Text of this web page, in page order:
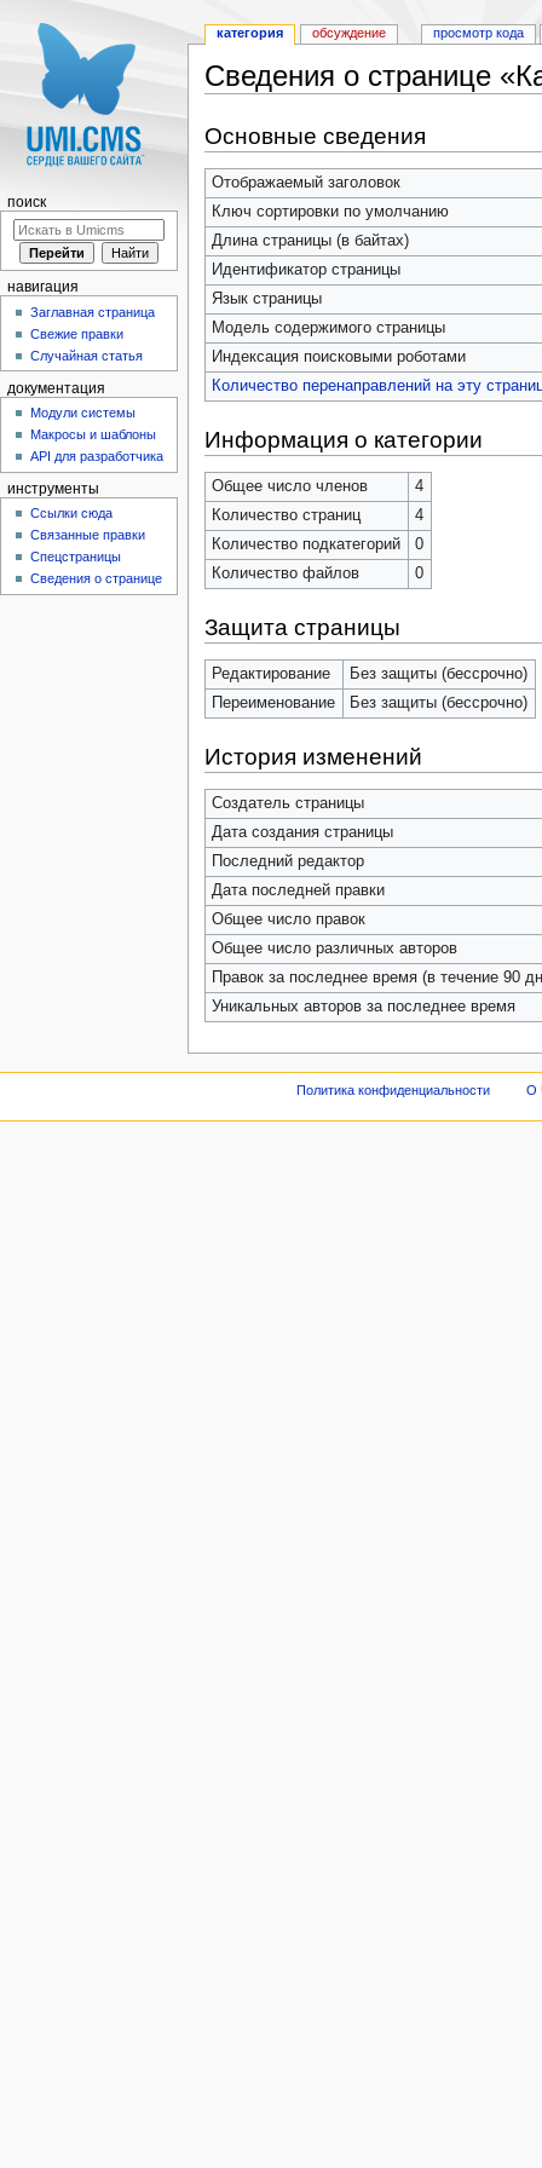
Сведения о странице
Основные сведения
Отображаемый заголовок
Ключ сортировки по умолчанию
Длина страницы (в байтах)
Идентификатор страницы
Язык страницы
Модель содержимого страницы
Индексация поисковыми роботами
Количество перенаправлений на эту
Информация о категории
Общее число членов
4
Количество страниц
4
Количество подкатегорий
0
Количество файлов
0
Защита страницы
Редактирование
Без защиты (бессрочно)
Переименование
Без защиты (бессрочно)
История изменений
Создатель страницы
Дата создания страницы
Последний редактор
Дата последней правки
Общее число правок
Общее число различных авторов
Правок за последнее время (в течение 90
Уникальных авторов за последнее время
категория обсуждение просмотр кода
поиск
навигация
Заглавная страница
Свежие правки
Случайная статья
документация
Модули системы
Макросы и шаблоны
API для разработчика
инструменты
Ссылки сюда
Связанные правки
Спецстраницы
Сведения о странице
Политика конфиденциальности О